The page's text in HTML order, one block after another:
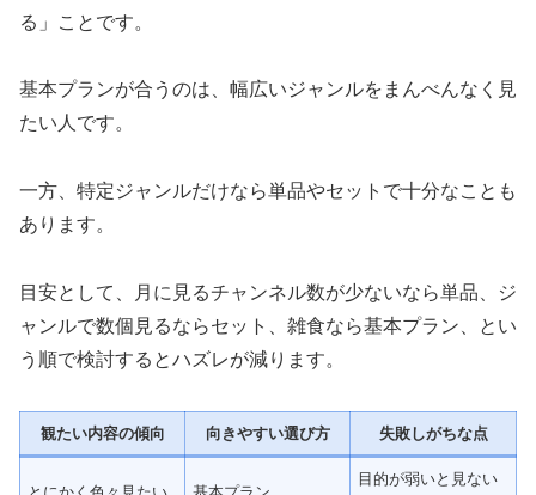
る」ことです。
基本プランが合うのは、幅広いジャンルをまんべんなく見
たい人です。
一方、特定ジャンルだけなら単品やセットで十分なことも
あります。
目安として、月に見るチャンネル数が少ないなら単品、ジ
ャンルで数個見るならセット、雑食なら基本プラン、とい
う順で検討するとハズレが減ります。
観たい内容の傾向 向きやすい選び方 失敗しがちな点
目的が弱いと見ない